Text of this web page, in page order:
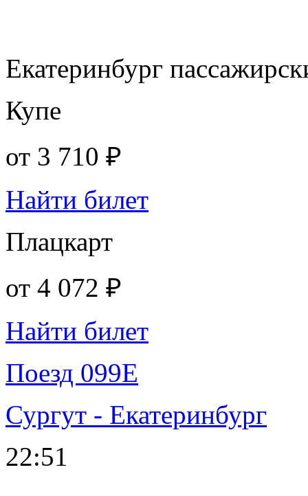
Екатеринбург
Купе
от 3 710 ₽
Найти билет
Плацкарт
от 4 072 ₽
Найти билет
Поезд 099Е
Сургут - Екатеринбург
22:51